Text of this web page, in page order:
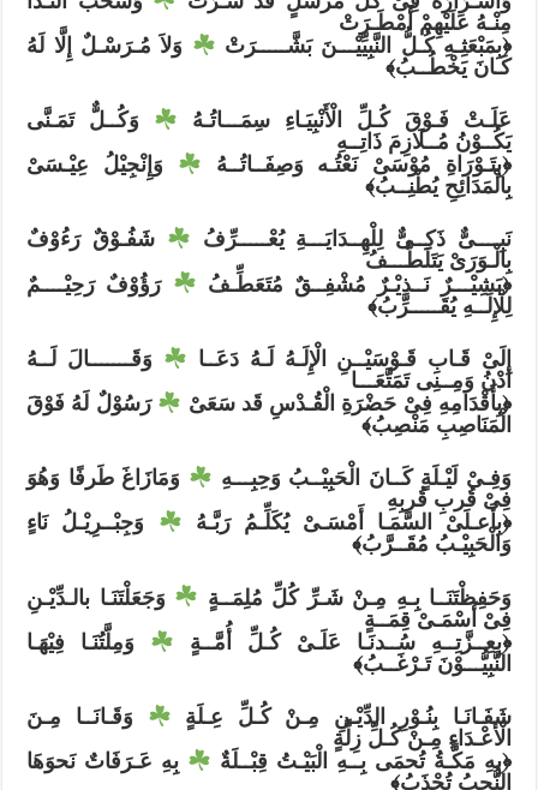
مِنْـهُ عَلَيْهِمْ أَمْطَـرَتْ
﴿بِمَبْعَثِـهِ كُـلُّ النَّبِيِّيْـــنَ بَشَّـــــرَتْ ⁦
⁩ وَلاَ مُـرَسْـلٌ إِلَّا لَهُ
كَـانَ يَخْطُــبُ﴾
عَلَـتْ فَـوْقَ كُـلِّ الْأَنْبِيَـاءِ سِمَـــاتُـهُ ⁦
⁩ وَكُــلٌّ تَمَـنَّى
يَكُــوْنُ مُــلَازِمَ ذَاتِــهِ
﴿بِتَـوْرَاةِ مُوْسَىْ نَعْتُـه وَصِفَــاتُــهُ ⁦
⁩ وَإِنْجِيْلُ عِيْـسَىْ
بِالْمَدَائِحِ يُطْنِــبُ﴾
نَبِــــىٌّ ذَكِــىٌّ لِلْهِــدَايَـــةِ يُعْـــــرِّفُ ⁦
⁩ شَفُـوْقٌ رَءُوْفٌ
بِالْـوَرَىْ يَتَلَطَّـــفُ
﴿بَشِيْـــرٌ نَــذِيْـرٌ مُشْفِــقٌ مُتَعَطِّـفُ ⁦
⁩ رَؤُوْفٌ رَحِيْــــمٌ
لِلْإِلَــهِ يُقَـــــرِّبُ﴾
إِلَىْ قَـابِ قَـوْسَيْــنِ الْإِلَـهُ لَـهُ دَعَــا ⁦
⁩ وَقَـــــــالَ لَــهُ
ادْنُ وَمِــنِى تَمَتَّعَـــا
﴿بِأَقْدَامِهِ فِىْ حَضْرَةِ الْقُـدْسِ قَد سَعَىْ ⁦
⁩ رَسُوْلٌ لَهُ فَوْقَ
الْمَنَاصِبِ مَنْصِبُ﴾
وَفِـىْ لَيْـلَةٍ كَــانَ الْحَبِيْــبُ وَحِبِـــهِ ⁦
⁩ وَمَازَاغَ طَرفًا وَهُوَ
فِىْ قُربِ قُربِهِ
﴿بِأَعـلَىْ السَّمَـا أَمْسَـىْ يُكَلِّـمُ رَبَّـهُ ⁦
⁩ وَجِبْــرِيْـلُ نَاءٍ
وَالْحَبِيْـبُ مُقَــرَّبُ﴾
وَحَفِظْتَنَــا بِـهِ مِـنْ شَـرِّ كُلِّ مُلِمَــةٍ ⁦
⁩ وَجَعَلْتَنَـا بالـدِّيْـنِ
فِىْ أَسْمَـىْ قِمَــةٍ
﴿بِعِــزَّتِــهِ سُــدنَـا عَلَـىْ كُـلِّ أُمَّــةٍ ⁦
⁩ وَمِلَّتُنَـا فِيْهَـا
النَّبِيُّـــوْنَ تَـرْغَــبُ﴾
شَفَـانَـا بِنُـوْرِ الدِّيْـنِ مِـنْ كُـلِّ عِـلَةٍ ⁦
⁩ وَقَـانَــا مِـنَ
الْأَعْـدَاءِ مِـنْ كُـلِّ زِلَّةٍ
﴿بِهِ مَكَّـةُ تُحمَى بِــهِ الْبَيْـتُ قِبْــلَةٌ ⁦
⁩ بِهِ عَـرَفَاتٌ نَحوَهَا
النُّجبُ تُجْذَبُ﴾